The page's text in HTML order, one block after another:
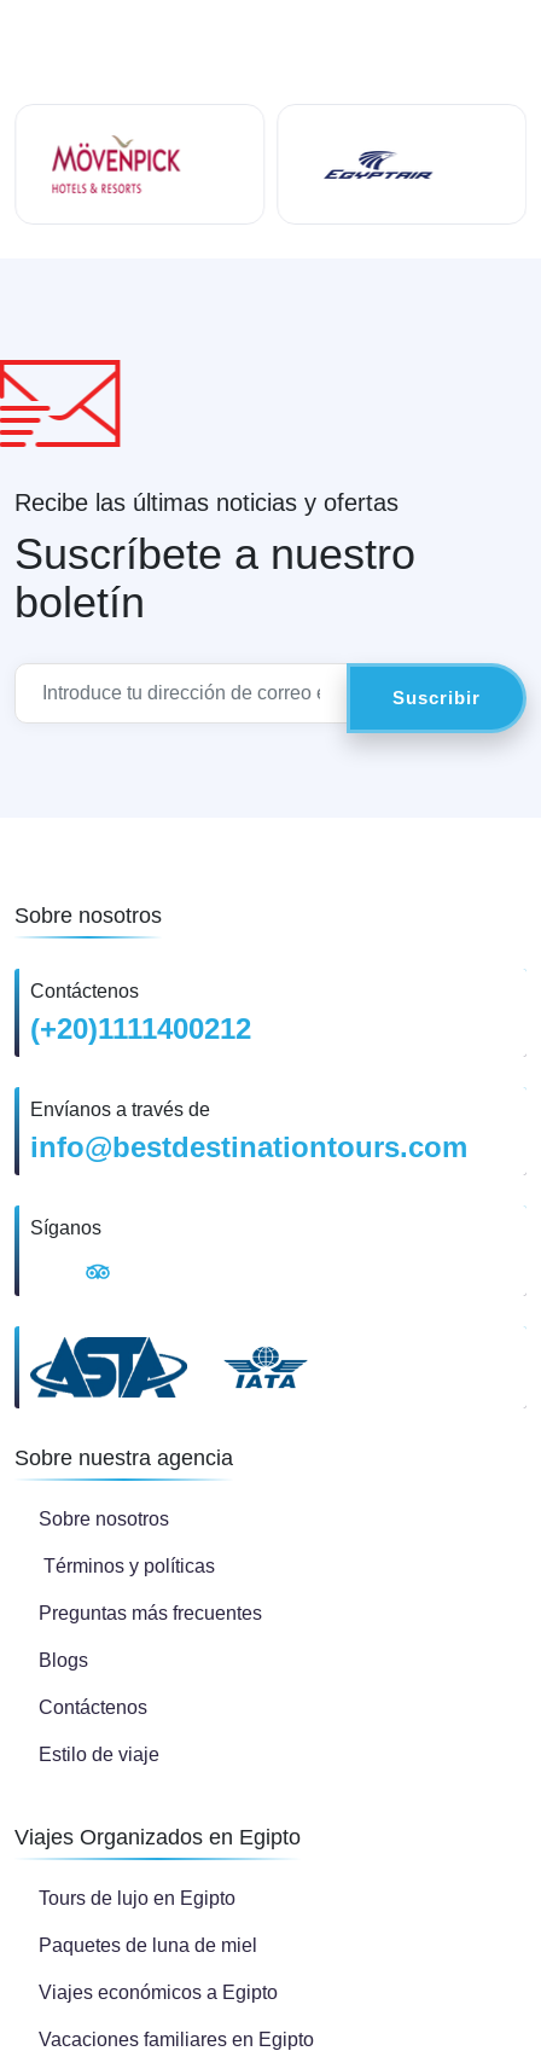
Recibe las últimas noticias y ofertas
Suscríbete a nuestro
boletín
Sobre nosotros
Contáctenos
(+20)1111400212
Envíanos a través de
info@bestdestinationtours.com
Síganos
Sobre nuestra agencia
Sobre nosotros
Términos y políticas
Preguntas más frecuentes
Blogs
Contáctenos
Estilo de viaje
Viajes Organizados en Egipto
Tours de lujo en Egipto
Paquetes de luna de miel
Viajes económicos a Egipto
Vacaciones familiares en Egipto